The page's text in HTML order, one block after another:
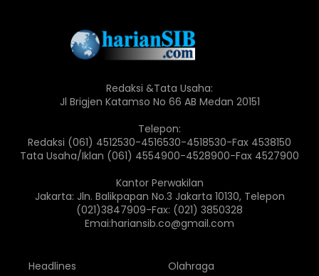
Redaksi &Tata Usaha:
Jl Brigjen Katamso No 66 AB Medan 20151
Telepon:
Redaksi (061) 4512530-4516530-4518530-Fax 4538150
Tata Usaha/Iklan (061) 4554900-4528900-Fax 4527900
Kantor Perwakilan
Jakarta: Jln. Balikpapan No.3 Jakarta 10130, Telepon
(021)3847909-Fax: (021) 3850328
Emai:hariansib.co@gmail.com
Headlines
Olahraga